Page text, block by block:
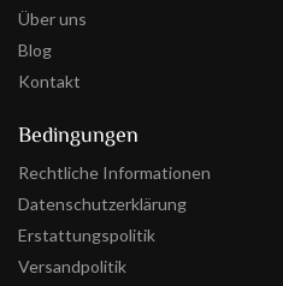
Über uns
Blog
Kontakt
Bedingungen
Rechtliche Informationen
Datenschutzerklärung
Erstattungspolitik
Versandpolitik